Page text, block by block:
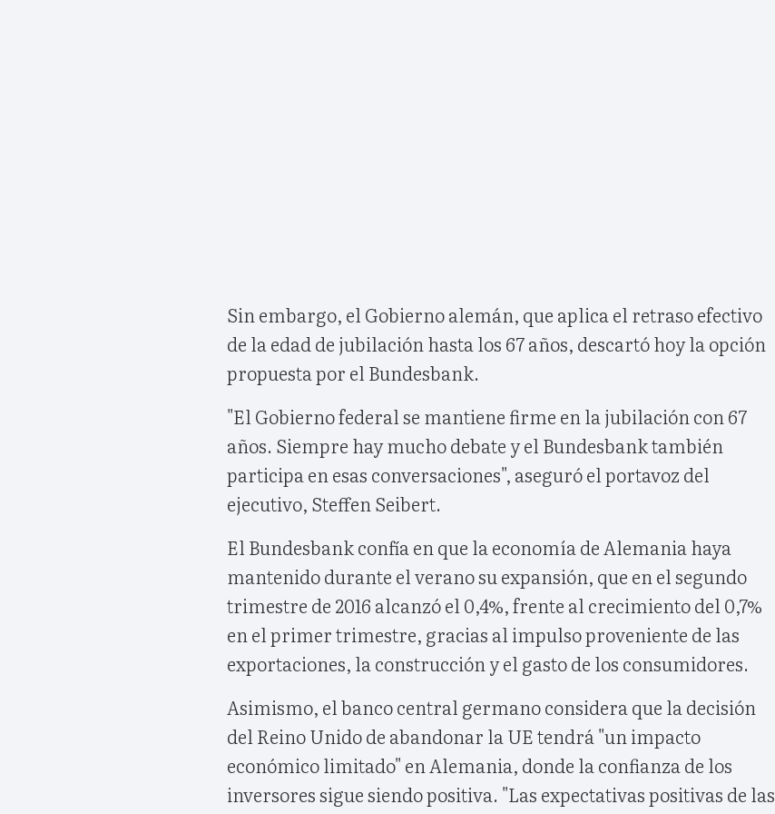
Sin embargo, el Gobierno alemán, que aplica el retraso efectivo
de la edad de jubilación hasta los 67 años, descartó hoy la opción
propuesta por el Bundesbank.
"El Gobierno federal se mantiene firme en la jubilación con 67
años. Siempre hay mucho debate y el Bundesbank también
participa en esas conversaciones", aseguró el portavoz del
ejecutivo, Steffen Seibert.
El Bundesbank confía en que la economía de Alemania haya
mantenido durante el verano su expansión, que en el segundo
trimestre de 2016 alcanzó el 0,4%, frente al crecimiento del 0,7%
en el primer trimestre, gracias al impulso proveniente de las
exportaciones, la construcción y el gasto de los consumidores.
Asimismo, el banco central germano considera que la decisión
del Reino Unido de abandonar la UE tendrá "un impacto
económico limitado" en Alemania, donde la confianza de los
inversores sigue siendo positiva. "Las expectativas positivas de las